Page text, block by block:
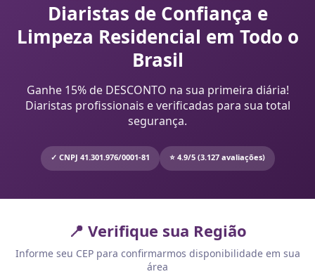
Diaristas de Confiança e
Limpeza Residencial em Todo o
Brasil
Ganhe 15% de DESCONTO na sua primeira diária!
Diaristas profissionais e verificadas para sua total
segurança.
✓ CNPJ 41.301.976/0001-81 ⭐ 4.9/5 (3.127 avaliações)
📍 Verifique sua Região
Informe seu CEP para confirmarmos disponibilidade em sua
área